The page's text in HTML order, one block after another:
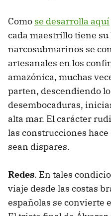
Como se desarrolla aquí
cada maestrillo tiene
narcosubmarinos se
artesanales en los
amazónica, muchas
parten, descendiendo
desembocaduras,
alta mar. El carácter
las construcciones
sean dispares.
Redes. En tales
viaje desde las costas
españolas se convierte